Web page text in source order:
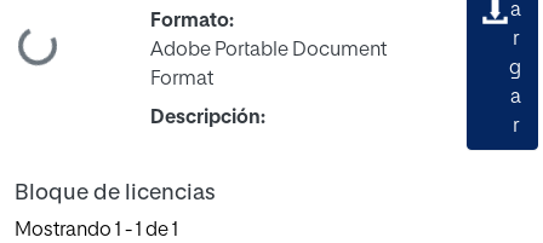
Cargando...
Formato:
Adobe Portable Document
Format
Descripción:
a
r
g
a
r
Bloque de licencias
Mostrando 1 - 1 de 1